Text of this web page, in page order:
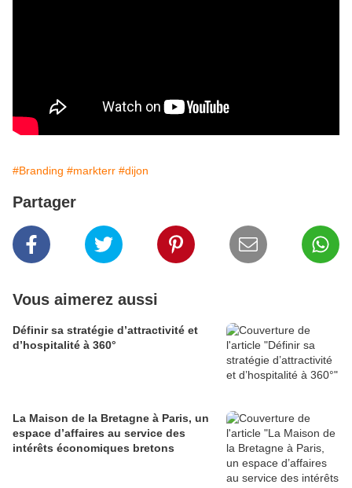
#Branding #markterr #dijon
Partager
Vous aimerez aussi
Définir sa stratégie d’attractivité et
d’hospitalité à 360°
La Maison de la Bretagne à Paris, un
espace d’affaires au service des
intérêts économiques bretons